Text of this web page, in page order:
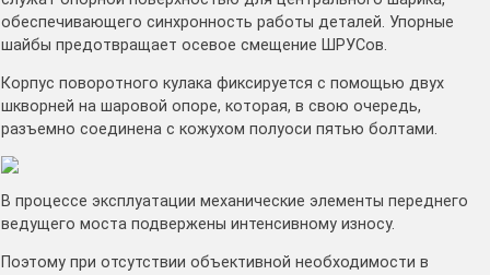
обеспечивающего синхронность работы деталей. Упорные
шайбы предотвращает осевое смещение ШРУСов.
Корпус поворотного кулака фиксируется с помощью двух
шкворней на шаровой опоре, которая, в свою очередь,
разъемно соединена с кожухом полуоси пятью болтами.
В процессе эксплуатации механические элементы переднего
ведущего моста подвержены интенсивному износу.
Поэтому при отсутствии объективной необходимости в